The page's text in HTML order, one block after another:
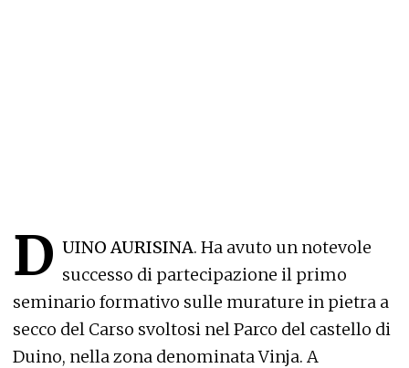
D UINO AURISINA. Ha avuto un notevole
successo di partecipazione il primo
seminario formativo sulle murature in pietra a
secco del Carso svoltosi nel Parco del castello di
Duino, nella zona denominata Vinja. A